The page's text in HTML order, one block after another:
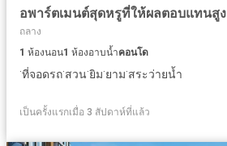
อพาร์ตเมนต์สุดหรูที่ให้ผลตอบแทนสูง
ถลาง
1 ห้องนอน1 ห้องอาบน้ำคอนโด
·ที่จอดรถ·สวน·ยิม·ยาม·สระว่ายน้ำ
เป็นครั้งแรกเมื่อ 3 สัปดาห์ที่แล้ว